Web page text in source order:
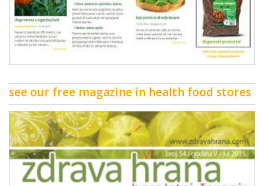
see our free magazine in health food stores